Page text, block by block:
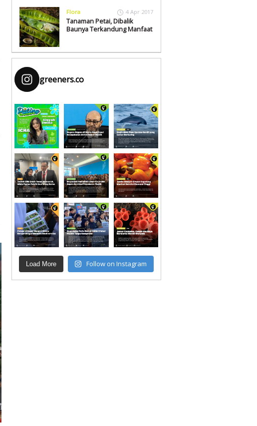
Flora 4 Apr 2017
Tanaman Petai, Dibalik
Baunya Terkandung Manfaat
greeners.co
Load More Follow on Instagram